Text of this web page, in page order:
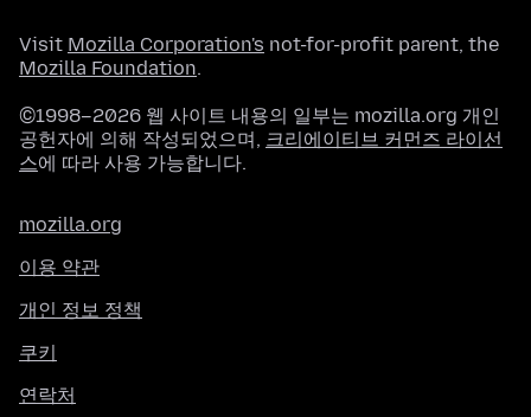
Visit Mozilla Corporation's not-for-profit parent, the
Mozilla Foundation.
©1998–2026 웹 사이트 내용의 일부는 mozilla.org 개인
공헌자에 의해 작성되었으며, 크리에이티브 커먼즈 라이선
스에 따라 사용 가능합니다.
mozilla.org
이용 약관
개인 정보 정책
쿠키
연락처